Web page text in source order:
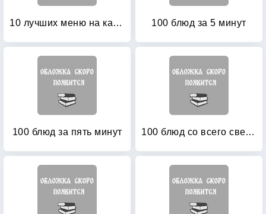
10 лучших меню на каждый день 100 блюд за 5 минут
100 блюд за пять минут 100 блюд со всего света, которые обязательно нужно попробовать